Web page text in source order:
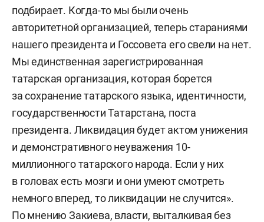
подбирает. Когда-то мы были очень
авторитетной организацией, теперь стараниями
нашего президента и Госсовета его свели на нет.
Мы единственная зарегистрированная
татарская организация, которая борется
за сохранение татарского языка, идентичности,
государственности Татарстана, поста
президента. Ликвидация будет актом унижения
и демонстративного неуважения 10-
миллионного татарского народа. Если у них
в головах есть мозги и они умеют смотреть
немного вперед, то ликвидации не случится».
По мнению Закиева, власти, выталкивая без